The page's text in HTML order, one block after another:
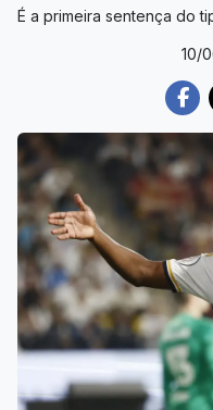
É a primeira sentença do
10/